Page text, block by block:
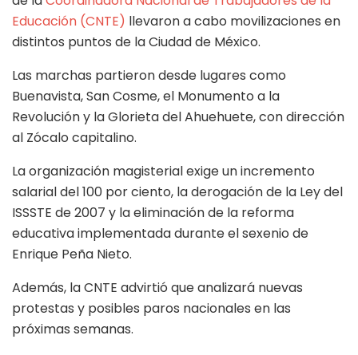
Educación (CNTE) llevaron a cabo movilizaciones en
distintos puntos de la Ciudad de México.
Las marchas partieron desde lugares como
Buenavista, San Cosme, el Monumento a la
Revolución y la Glorieta del Ahuehuete, con dirección
al Zócalo capitalino.
La organización magisterial exige un incremento
salarial del 100 por ciento, la derogación de la Ley del
ISSSTE de 2007 y la eliminación de la reforma
educativa implementada durante el sexenio de
Enrique Peña Nieto.
Además, la CNTE advirtió que analizará nuevas
protestas y posibles paros nacionales en las
próximas semanas.